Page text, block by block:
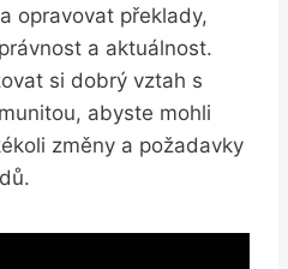
opravovat překlady,
a aktuálnost.
si dobrý vztah s
abyste mohli
změny a požadavky